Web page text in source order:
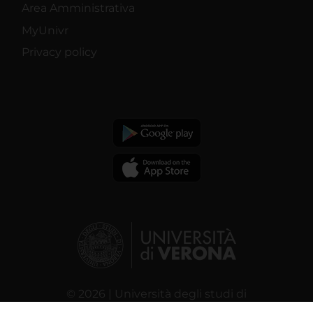
Area Amministrativa
MyUnivr
Privacy policy
© 2026 | Università degli studi di